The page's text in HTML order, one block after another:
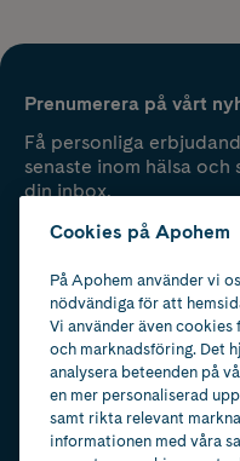
Prenumerera på vårt
Få personliga
senaste inom hälsa
din inbox.
Cookies på Apohem
På Apohem använder vi
nödvändiga för att
Vi använder även
och marknadsföring. Det
analysera beteenden på
en mer personaliserad
samt rikta relevant
informationen med våra